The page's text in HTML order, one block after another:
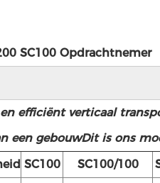
SC100 Opdrachtnemer
efficiënt verticaal
een gebouwDit is ons
SC100 SC100/100